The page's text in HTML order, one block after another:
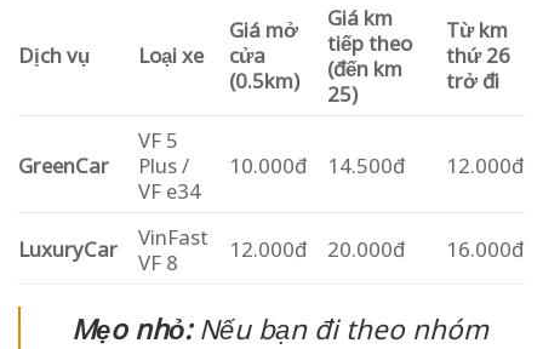
Dịch vụ Loại xe
Giá mở
cửa
(0.5km)
Giá km
tiếp theo
(đến km
25)
Từ km
thứ 26
trở đi
GreenCar
VF 5
Plus /
VF e34
10.000đ 14.500đ 12.000đ
LuxuryCar
VinFast
VF 8
12.000đ 20.000đ 16.000đ
Mẹo nhỏ:Nếu bạn đi theo nhóm